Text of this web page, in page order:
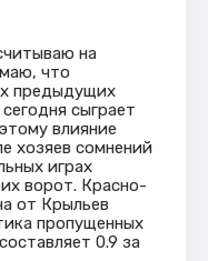
на
что
предыдущих
сыграет
влияние
хозяев сомнений
играх
ворот. Красно-
от Крыльев
пропущенных
0.9 за